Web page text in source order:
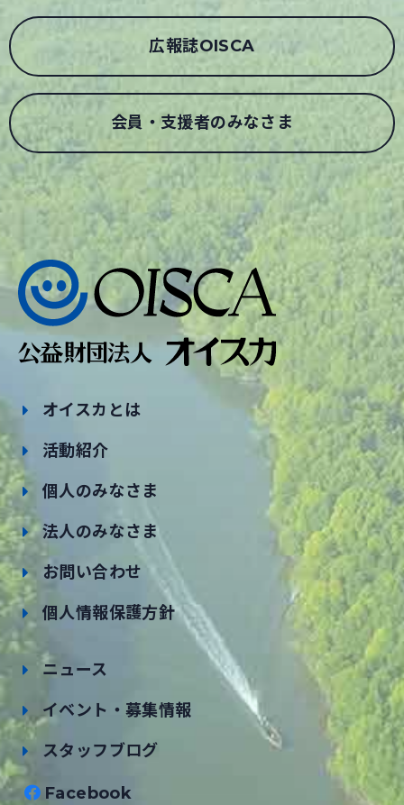
広報誌OISCA
会員・支援者のみなさま
オイスカとは
活動紹介
個人のみなさま
法人のみなさま
お問い合わせ
個人情報保護方針
ニュース
イベント・募集情報
スタッフブログ
Facebook